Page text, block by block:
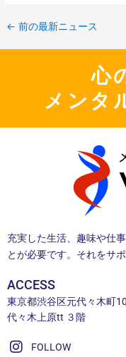
← 前の最新ニュース
心
メンタ
充実した生活、趣味や仕
とが必要です。それをサ
ACCESS
東京都渋谷区元代々木町
代々木上原tt ３階
FOLLOW